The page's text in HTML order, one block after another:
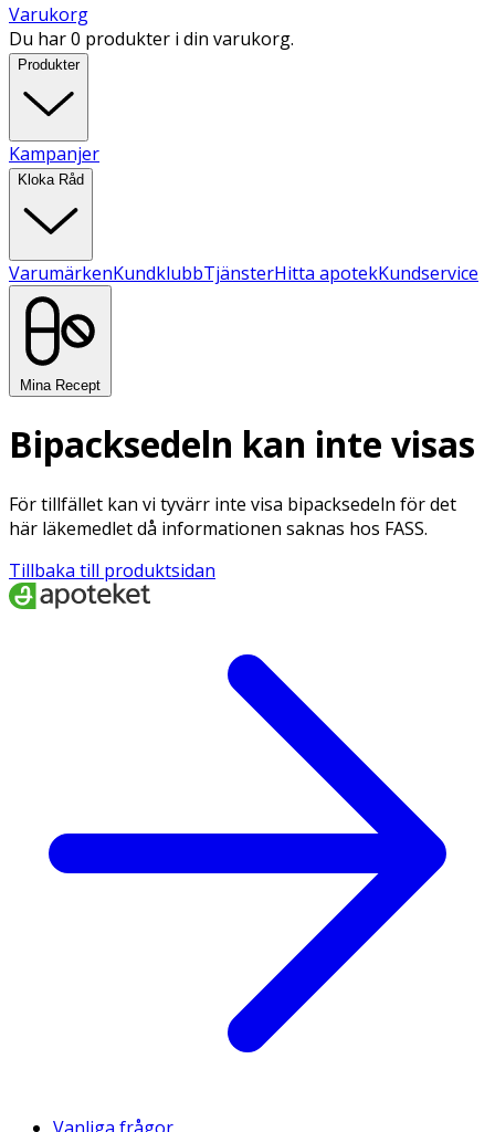
Varukorg
Du har 0 produkter i din varukorg.
Produkter
Kampanjer
Kloka Råd
VarumärkenKundklubbTjänsterHitta apotekKundservice
Mina Recept
Bipacksedeln kan inte visas
För tillfället kan vi tyvärr inte visa bipacksedeln för det
här läkemedlet då informationen saknas hos FASS.
Tillbaka till produktsidan